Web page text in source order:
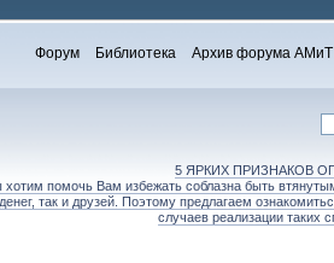
Форум Библиотека Архив форума АМиТ
5 ЯРКИХ ПРИЗНАКОВ
помочь Вам избежать соблазна быть
так и друзей. Поэтому предлагаем
случаев реализации таких